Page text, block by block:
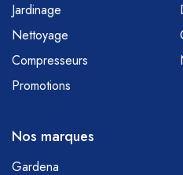
Jardinage
Nettoyage
Compresseurs
Promotions
Nos marques
Gardena